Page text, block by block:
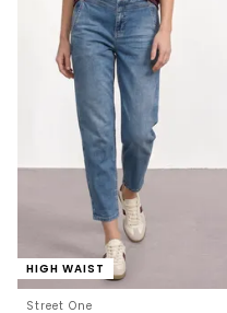
HIGH WAIST
Street One